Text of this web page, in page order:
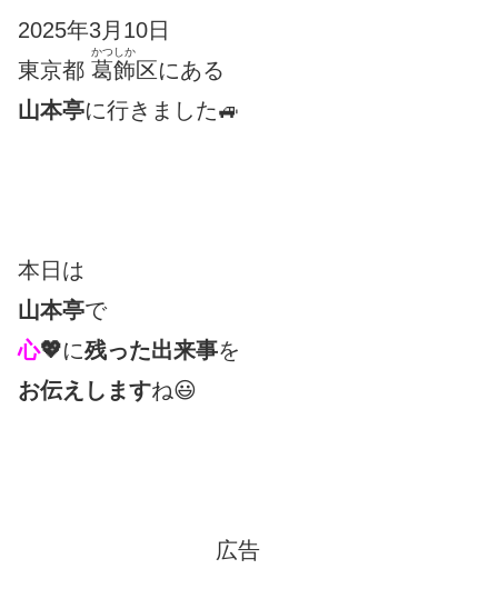
2025年3月10日
東京都 葛飾
かつしか
区にある
山本亭に行きました🚙
本日は
山本亭で
心💖に残った出来事を
お伝えしますね😃
広告